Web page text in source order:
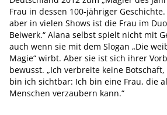
Frau in dessen 100-jähriger
aber in vielen Shows ist die Frau im
Beiwerk.“ Alana selbst spielt nicht mit
auch wenn sie mit dem Slogan „Die
Magie“ wirbt. Aber sie ist sich ihrer
bewusst. „Ich verbreite keine
bin ich sichtbar: Ich bin eine Frau, die
Menschen verzaubern kann.“